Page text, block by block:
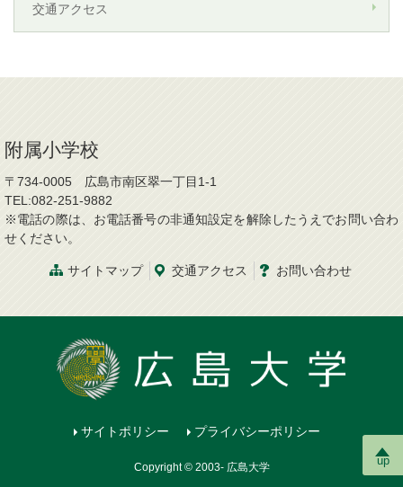
交通アクセス
up
附属小学校
〒734-0005 広島市南区翠一丁目1-1
TEL:082-251-9882
※電話の際は、お電話番号の非通知設定を解除したうえでお問い合わ
せください。
サイトマップ 交通アクセス お問い合わせ
サイトポリシー プライバシーポリシー
Copyright © 2003- 広島大学